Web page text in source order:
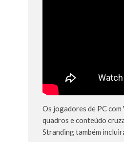
Os jogadores de PC
quadros e conteúdo
Stranding também